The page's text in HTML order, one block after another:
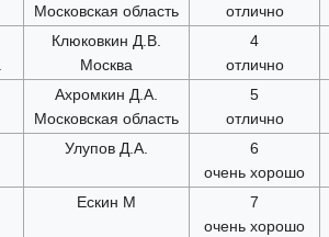
Московская область
отлично
Клюковкин Д.В.
Москва
4
отлично
Ахромкин Д.А.
Московская область
5
отлично
Улупов Д.А.
6
очень хорошо
Ескин М
7
очень хорошо